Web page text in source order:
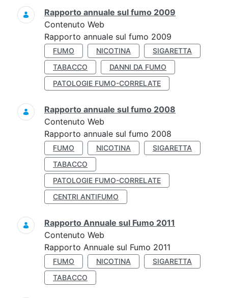
Rapporto annuale sul fumo 2009
Contenuto Web
Rapporto annuale sul fumo 2009
FUMO NICOTINA
SIGARETTA
TABACCO
DANNI DA FUMO
PATOLOGIE FUMO-CORRELATE
Rapporto annuale sul fumo 2008
Contenuto Web
Rapporto annuale sul fumo 2008
FUMO NICOTINA
SIGARETTA
TABACCO
PATOLOGIE FUMO-CORRELATE
CENTRI ANTIFUMO
Rapporto Annuale sul Fumo 2011
Contenuto Web
Rapporto Annuale sul Fumo 2011
FUMO NICOTINA
SIGARETTA
TABACCO